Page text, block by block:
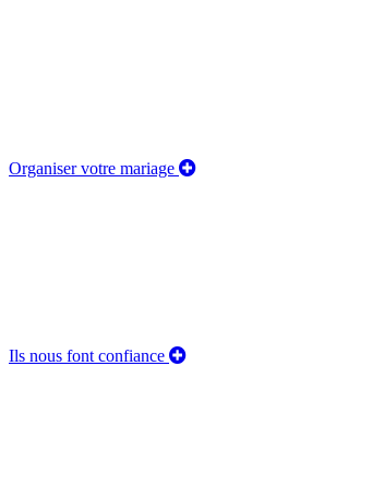
Organiser votre mariage
Ils nous font confiance